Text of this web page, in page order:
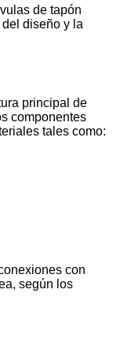
de tapón
diseño y la
principal de
componentes
tales como:
con
según los